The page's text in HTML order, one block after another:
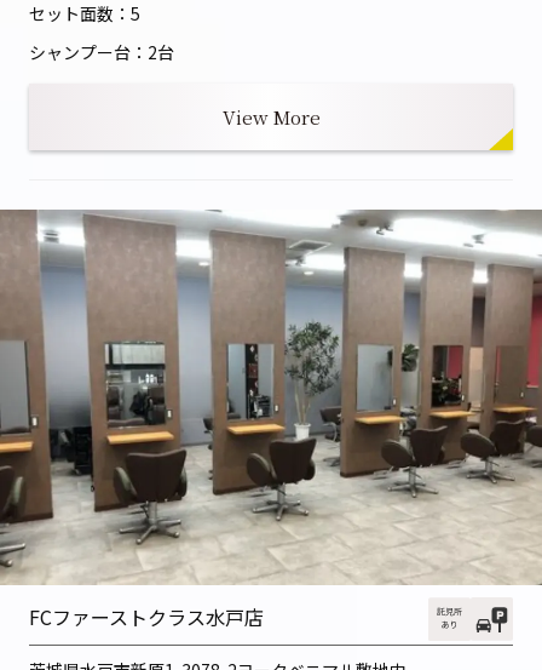
セット面数：5
シャンプー台：2台
View More
FCファーストクラス水戸店